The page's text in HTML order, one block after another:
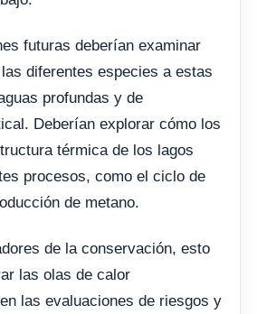
futuras deberían examinar
diferentes especies a estas
profundas y de
Deberían explorar cómo los
térmica de los lagos
procesos, como el ciclo de
de metano.
de la conservación, esto
las olas de calor
las evaluaciones de riesgos y